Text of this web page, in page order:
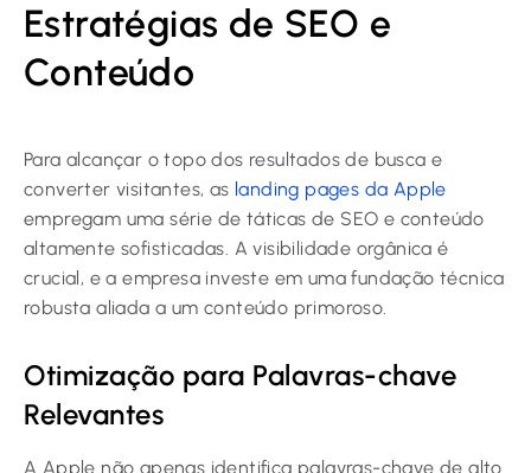
Estratégias de SEO e
Conteúdo
Para alcançar o topo dos resultados de busca e
converter visitantes, as landing pages da Apple
empregam uma série de táticas de SEO e conteúdo
altamente sofisticadas. A visibilidade orgânica é
crucial, e a empresa investe em uma fundação técnica
robusta aliada a um conteúdo primoroso.
Otimização para Palavras-chave
Relevantes
A Apple não apenas identifica palavras-chave de alto